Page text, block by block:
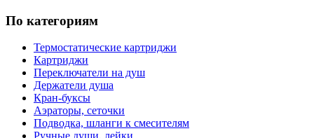
По категориям
Термостатические картриджи
Картриджи
Переключатели на душ
Держатели душа
Кран-буксы
Аэраторы, сеточки
Подводка, шланги к смесителям